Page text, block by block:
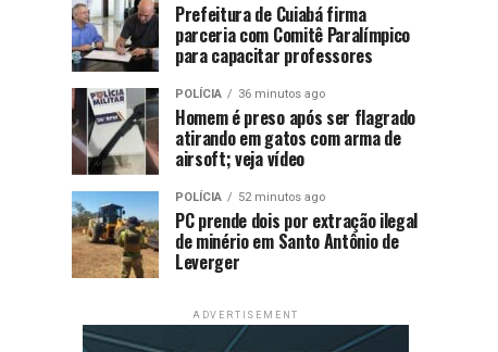
Prefeitura de Cuiabá firma
parceria com Comitê Paralímpico
para capacitar professores
POLÍCIA 36 minutos ago
Homem é preso após ser flagrado
atirando em gatos com arma de
airsoft; veja vídeo
POLÍCIA 52 minutos ago
PC prende dois por extração ilegal
de minério em Santo Antônio de
Leverger
ADVERTISEMENT